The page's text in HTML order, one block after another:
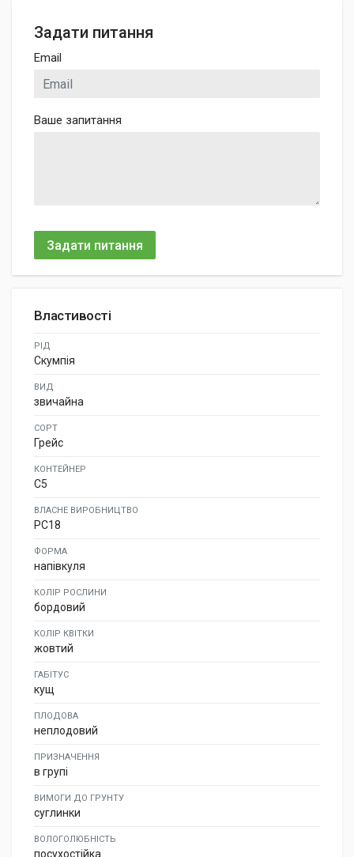
Задати питання
Email
Ваше запитання
Задати питання
Властивості
РІД
Скумпія
ВИД
звичайна
СОРТ
Грейс
КОНТЕЙНЕР
C5
ВЛАСНЕ ВИРОБНИЦТВО
PC18
ФОРМА
напівкуля
КОЛІР РОСЛИНИ
бордовий
КОЛІР КВІТКИ
жовтий
ГАБІТУС
кущ
ПЛОДОВА
неплодовий
ПРИЗНАЧЕННЯ
в групі
ВИМОГИ ДО ГРУНТУ
суглинки
ВОЛОГОЛЮБНІСТЬ
посухостійка